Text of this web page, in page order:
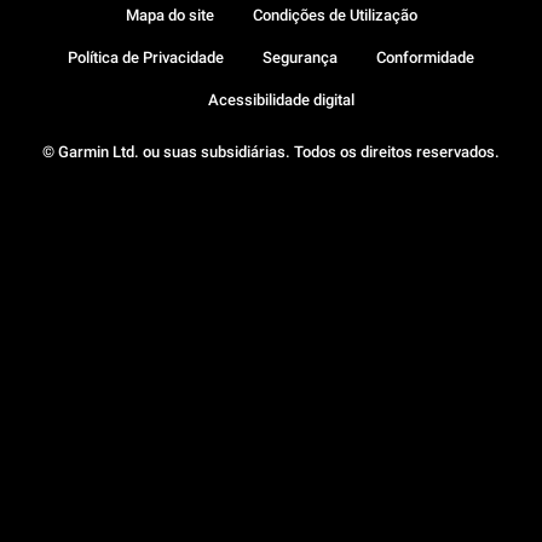
© Garmin Ltd. ou suas subsidiárias. Todos os direitos reservados.
Mapa do site Condições de Utilização
Política de Privacidade Segurança Conformidade
Acessibilidade digital